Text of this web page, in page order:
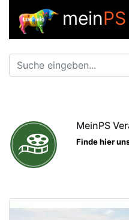
meinPS
MeinPS
Finde hier